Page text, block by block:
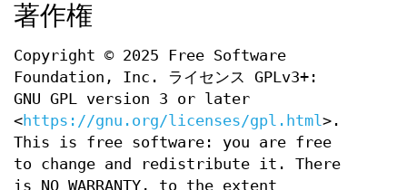
著作権
Copyright © 2025 Free Software
Foundation, Inc. ライセンス GPLv3+:
GNU GPL version 3 or later
<https://gnu.org/licenses/gpl.html>.
This is free software: you are free
to change and redistribute it. There
is NO WARRANTY, to the extent